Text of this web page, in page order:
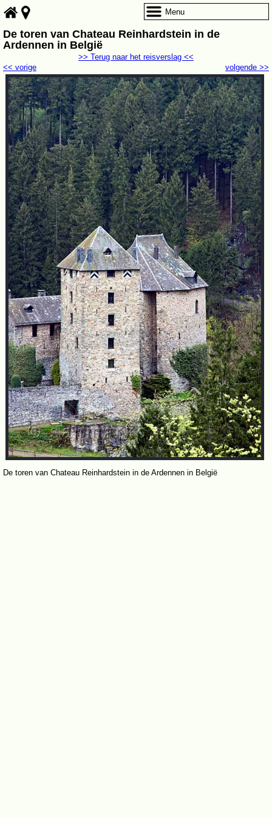
De toren van Chateau Reinhardstein in de
Ardennen in België
volgende >>
<< vorige
>> Terug naar het reisverslag <<
De toren van Chateau Reinhardstein in de Ardennen in België
Menu